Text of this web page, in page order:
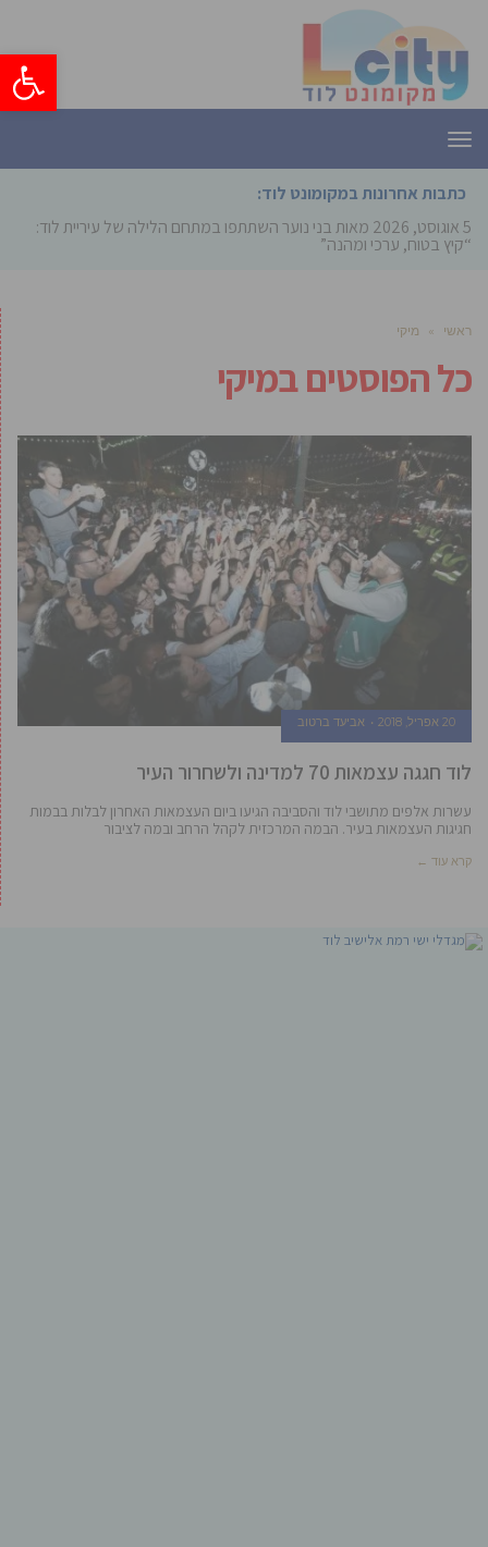
פתח
תפריט
כתבות אחרונות במקומונט לוד:
5 אוגוסט, 2026
מאות בני נוער השתתפו במתחם הלילה של עיריית לוד:
“קיץ בטוח, ערכי ומהנה”
ראשי » מיקי
כל הפוסטים במיקי
20 אפריל, 2018 אביעד ברטוב
לוד חגגה עצמאות 70 למדינה ולשחרור העיר
עשרות אלפים מתושבי לוד והסביבה הגיעו ביום העצמאות האחרון לבלות בבמות
חגיגות העצמאות בעיר. הבמה המרכזית לקהל הרחב ובמה לציבור
קרא עוד ←